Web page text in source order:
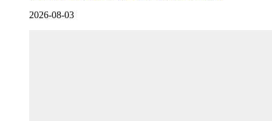
2026-08-03